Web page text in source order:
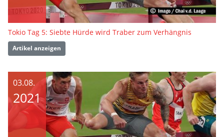
Tokio Tag 5: Siebte Hürde wird Traber zum Verhängnis
Artikel anzeigen
03.08.
2021